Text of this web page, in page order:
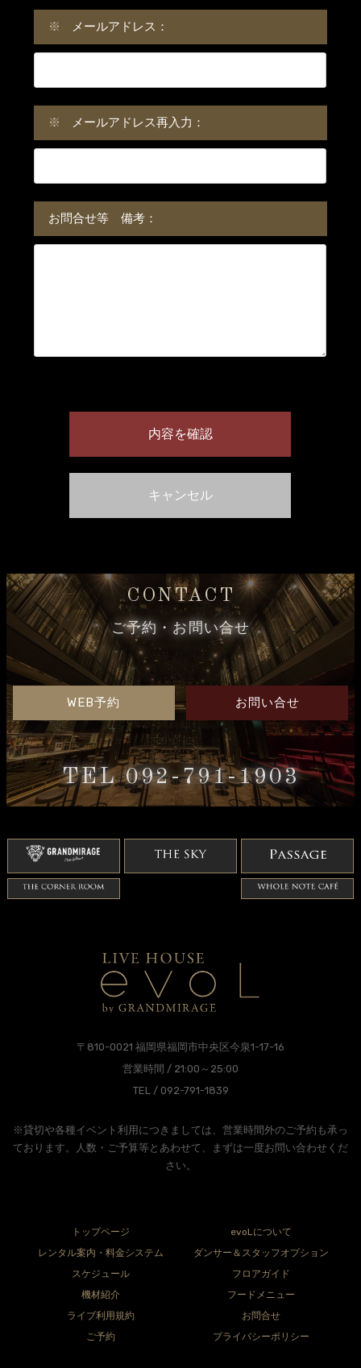
※ メールアドレス：
※ メールアドレス再入力：
お問合せ等 備考：
CONTACT
ご予約・お問い合せ
WEB予約 お問い合せ
TEL 092-791-1903
〒810-0021 福岡県福岡市中央区今泉1-17-16
営業時間 / 21:00～25:00
TEL / 092-791-1839
※貸切や各種イベント利用につきましては、営業時間外のご予約も承っ
ております。人数・ご予算等とあわせて、まずは一度お問い合わせくだ
さい。
トップページ
evoLについて
レンタル案内・料金システム
ダンサー＆スタッフオプション
スケジュール
フロアガイド
機材紹介
フードメニュー
ライブ利用規約
お問合せ
ご予約
プライバシーポリシー